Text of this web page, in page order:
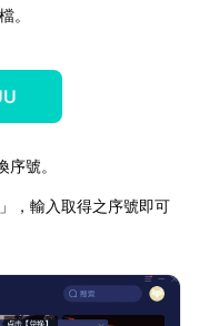
。
號。
，輸入取得之序號即可